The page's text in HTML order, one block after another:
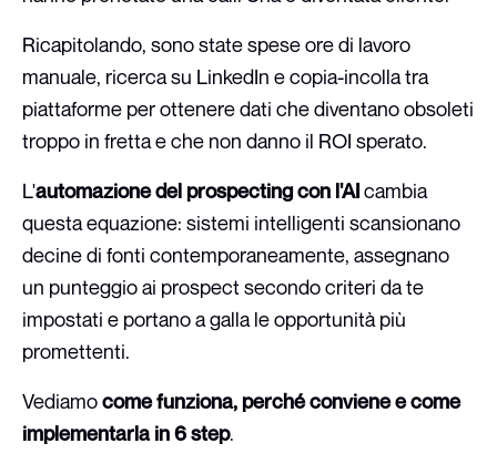
Ricapitolando, sono state spese ore di lavoro
manuale, ricerca su LinkedIn e copia-incolla tra
piattaforme per ottenere dati che diventano obsoleti
troppo in fretta e che non danno il ROI sperato.
L'automazione del prospecting con l'AIcambia
questa equazione: sistemi intelligenti scansionano
decine di fonti contemporaneamente, assegnano
un punteggio ai prospect secondo criteri da te
impostati e portano a galla le opportunità più
promettenti.
Vediamocome funziona, perché conviene e come
implementarla in 6 step.